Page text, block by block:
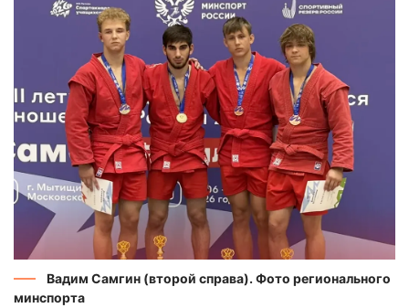
Вадим Самгин (второй справа). Фото регионального
минспорта